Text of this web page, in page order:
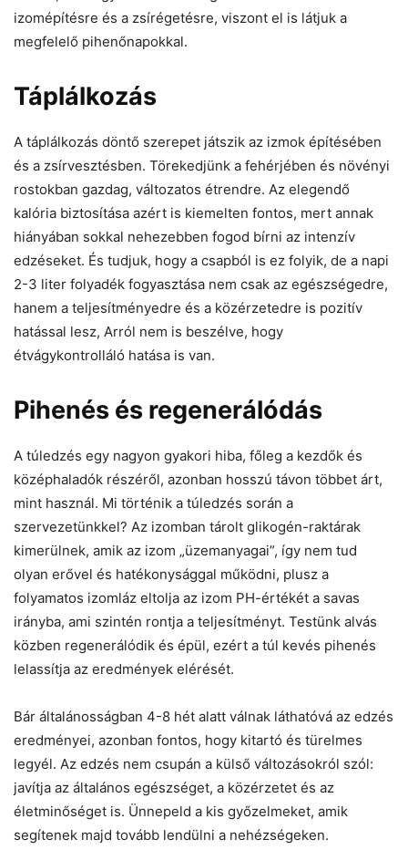
izomépítésre és a zsírégetésre, viszont el is látjuk a
megfelelő pihenőnapokkal.
Táplálkozás
A táplálkozás döntő szerepet játszik az izmok építésében
és a zsírvesztésben. Törekedjünk a fehérjében és növényi
rostokban gazdag, változatos étrendre. Az elegendő
kalória biztosítása azért is kiemelten fontos, mert annak
hiányában sokkal nehezebben fogod bírni az intenzív
edzéseket. És tudjuk, hogy a csapból is ez folyik, de a napi
2-3 liter folyadék fogyasztása nem csak az egészségedre,
hanem a teljesítményedre és a közérzetedre is pozitív
hatással lesz, Arról nem is beszélve, hogy
étvágykontrolláló hatása is van.
Pihenés és regenerálódás
A túledzés egy nagyon gyakori hiba, főleg a kezdők és
középhaladók részéről, azonban hosszú távon többet árt,
mint használ. Mi történik a túledzés során a
szervezetünkkel? Az izomban tárolt glikogén-raktárak
kimerülnek, amik az izom „üzemanyagai”, így nem tud
olyan erővel és hatékonysággal működni, plusz a
folyamatos izomláz eltolja az izom PH-értékét a savas
irányba, ami szintén rontja a teljesítményt. Testünk alvás
közben regenerálódik és épül, ezért a túl kevés pihenés
lelassítja az eredmények elérését.
Bár általánosságban 4-8 hét alatt válnak láthatóvá az edzés
eredményei, azonban fontos, hogy kitartó és türelmes
legyél. Az edzés nem csupán a külső változásokról szól:
javítja az általános egészséget, a közérzetet és az
életminőséget is. Ünnepeld a kis győzelmeket, amik
segítenek majd tovább lendülni a nehézségeken.